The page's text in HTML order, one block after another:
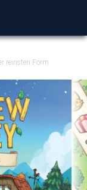
reinsten Form